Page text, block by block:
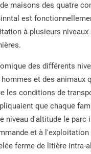
maisons des quatre
est
à plusieurs niveaux
des différents
et des animaux
les conditions de
que chaque
niveau d'altitude le parc
et à l'exploitation
ferme de litière intra-